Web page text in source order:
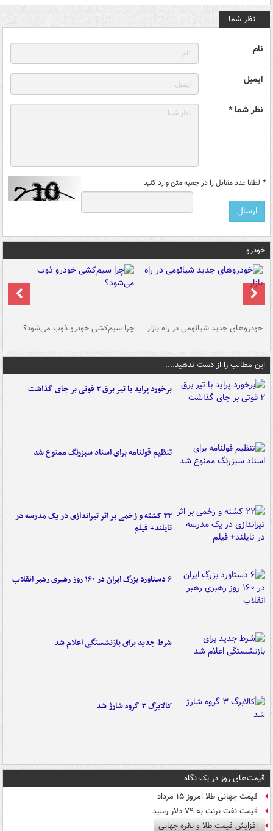
نظر شما
نام
ایمیل
نظر شما *
* لطفا عدد مقابل را در جعبه متن وارد کنید
خودرو
خودروهای جدید شیائومی در راه بازار چرا سیم‌کشی خودرو ذوب می‌شود؟
این مطالب را از دست ندهید....
برخورد پراید با تیر برق ۲ فوتی بر جای گذاشت
تنظیم قولنامه برای اسناد سبزرنگ ممنوع شد
۲۲ کشته و زخمی بر اثر تیراندازی در یک مدرسه در
تایلند+ فیلم
۶ دستاورد بزرگ ایران در ۱۶۰ روز رهبری رهبر انقلاب
شرط جدید برای بازنشستگی اعلام شد
کالابرگ ۳ گروه شارژ شد
قیمت‌های روز در یک نگاه
قیمت جهانی طلا امروز ۱۵ مرداد
قیمت نفت برنت به ۷۹ دلار رسید
افزایش قیمت طلا و نقره جهانی